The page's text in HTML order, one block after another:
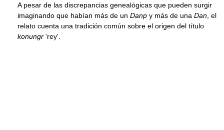
A pesar de las discrepancias genealógicas que pueden surgir
imaginando que habían más de un Danp y más de una Dan , el
relato cuenta una tradición común sobre el origen del título
konungr 'rey'.